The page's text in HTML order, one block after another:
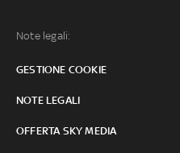
Note legali:
GESTIONE COOKIE
NOTE LEGALI
OFFERTA SKY MEDIA